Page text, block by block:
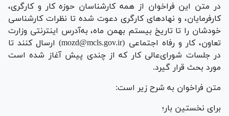
در متن این فراخوان از همه کارشناسان حوزه کار و کارگری،
کارفرمایان، و نهادهای کارگری دعوت شده تا نظرات کارشناسی
خودشان را تا تاریخ بیستم بهمن ماه، به‌آدرس اینترنتی وزارت
تعاون، کار و رفاه اجتماعی (mozd@mcls.gov.ir) ارسال کنند تا
در جلسات شورای‌عالی کار که از چندی پیش آغاز شده است
مورد بحث قرار گیرد.
متن فراخوان به شرح زیر است:
برای نخستین بار؛